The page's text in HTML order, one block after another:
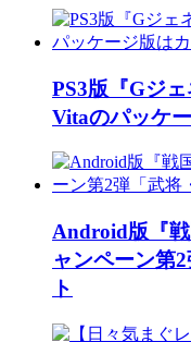
PS3版『Gジ
Vitaのパッケ
Android版『
ャンペーン第
ト